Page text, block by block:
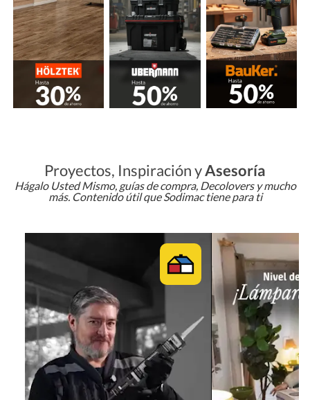
Proyectos, Inspiración yAsesoría
Hágalo Usted Mismo, guías de compra, Decolovers y mucho
más. Contenido útil que Sodimac tiene para ti